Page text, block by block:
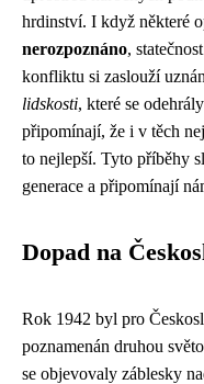
hrdinství. I když některé
nerozpoznáno,
konfliktu si zaslouží
lidskosti, které se
připomínají, že i v těch
to nejlepší. Tyto příběhy
generace a připomínají
Dopad na
Rok 1942 byl pro
poznamenán druhou
se objevovaly záblesky